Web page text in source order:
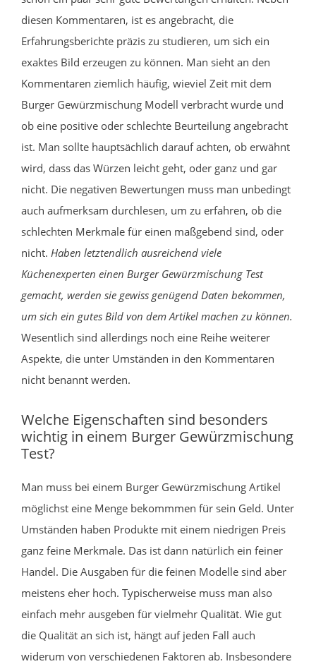
diesen Kommentaren, ist es angebracht, die
Erfahrungsberichte präzis zu studieren, um sich ein
exaktes Bild erzeugen zu können. Man sieht an den
Kommentaren ziemlich häufig, wieviel Zeit mit dem
Burger Gewürzmischung Modell verbracht wurde und
ob eine positive oder schlechte Beurteilung angebracht
ist. Man sollte hauptsächlich darauf achten, ob erwähnt
wird, dass das Würzen leicht geht, oder ganz und gar
nicht. Die negativen Bewertungen muss man unbedingt
auch aufmerksam durchlesen, um zu erfahren, ob die
schlechten Merkmale für einen maßgebend sind, oder
nicht. Haben letztendlich ausreichend viele
Küchenexperten einen Burger Gewürzmischung Test
gemacht, werden sie gewiss genügend Daten bekommen,
um sich ein gutes Bild von dem Artikel machen zu können.
Wesentlich sind allerdings noch eine Reihe weiterer
Aspekte, die unter Umständen in den Kommentaren
nicht benannt werden.
Welche Eigenschaften sind besonders
wichtig in einem Burger Gewürzmischung
Test?
Man muss bei einem Burger Gewürzmischung Artikel
möglichst eine Menge bekommmen für sein Geld. Unter
Umständen haben Produkte mit einem niedrigen Preis
ganz feine Merkmale. Das ist dann natürlich ein feiner
Handel. Die Ausgaben für die feinen Modelle sind aber
meistens eher hoch. Typischerweise muss man also
einfach mehr ausgeben für vielmehr Qualität. Wie gut
die Qualität an sich ist, hängt auf jeden Fall auch
widerum von verschiedenen Faktoren ab. Insbesondere